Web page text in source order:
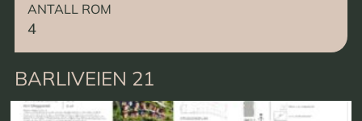
ANTALL ROM
4
BARLIVEIEN 21